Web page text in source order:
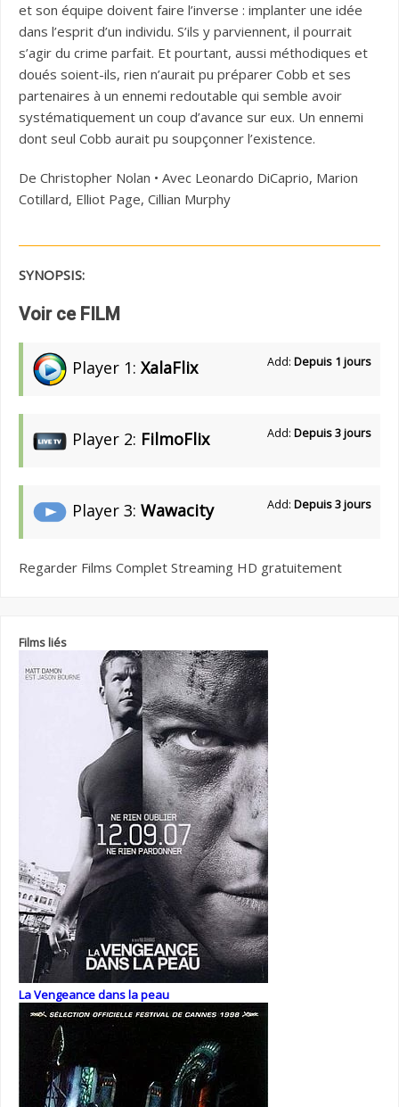
et son équipe doivent faire l’inverse : implanter une idée
dans l’esprit d’un individu. S’ils y parviennent, il pourrait
s’agir du crime parfait. Et pourtant, aussi méthodiques et
doués soient-ils, rien n’aurait pu préparer Cobb et ses
partenaires à un ennemi redoutable qui semble avoir
systématiquement un coup d’avance sur eux. Un ennemi
dont seul Cobb aurait pu soupçonner l’existence.
De Christopher Nolan • Avec Leonardo DiCaprio, Marion
Cotillard, Elliot Page, Cillian Murphy
SYNOPSIS:
Voir ce FILM
Player 1: XalaFlix Add: Depuis 1 jours
Player 2: FilmoFlix Add: Depuis 3 jours
Player 3: Wawacity Add: Depuis 3 jours
Regarder Films Complet Streaming HD gratuitement
Films liés
La Vengeance dans la peau